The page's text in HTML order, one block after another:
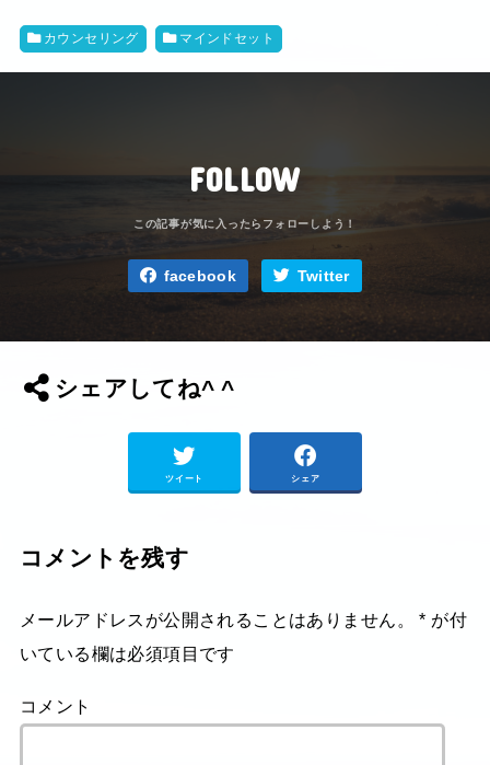
カウンセリング マインドセット
FOLLOW
facebook Twitter
シェアしてね^ ^
ツイート シェア
コメントを残す
メールアドレスが公開されることはありません。 * が付
いている欄は必須項目です
コメント